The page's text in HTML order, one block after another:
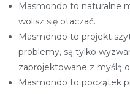
Masmondo to naturalne
wolisz się otaczać.
Masmondo to projekt
problemy, są tylko
zaprojektowane z myślą o
Masmondo to początek